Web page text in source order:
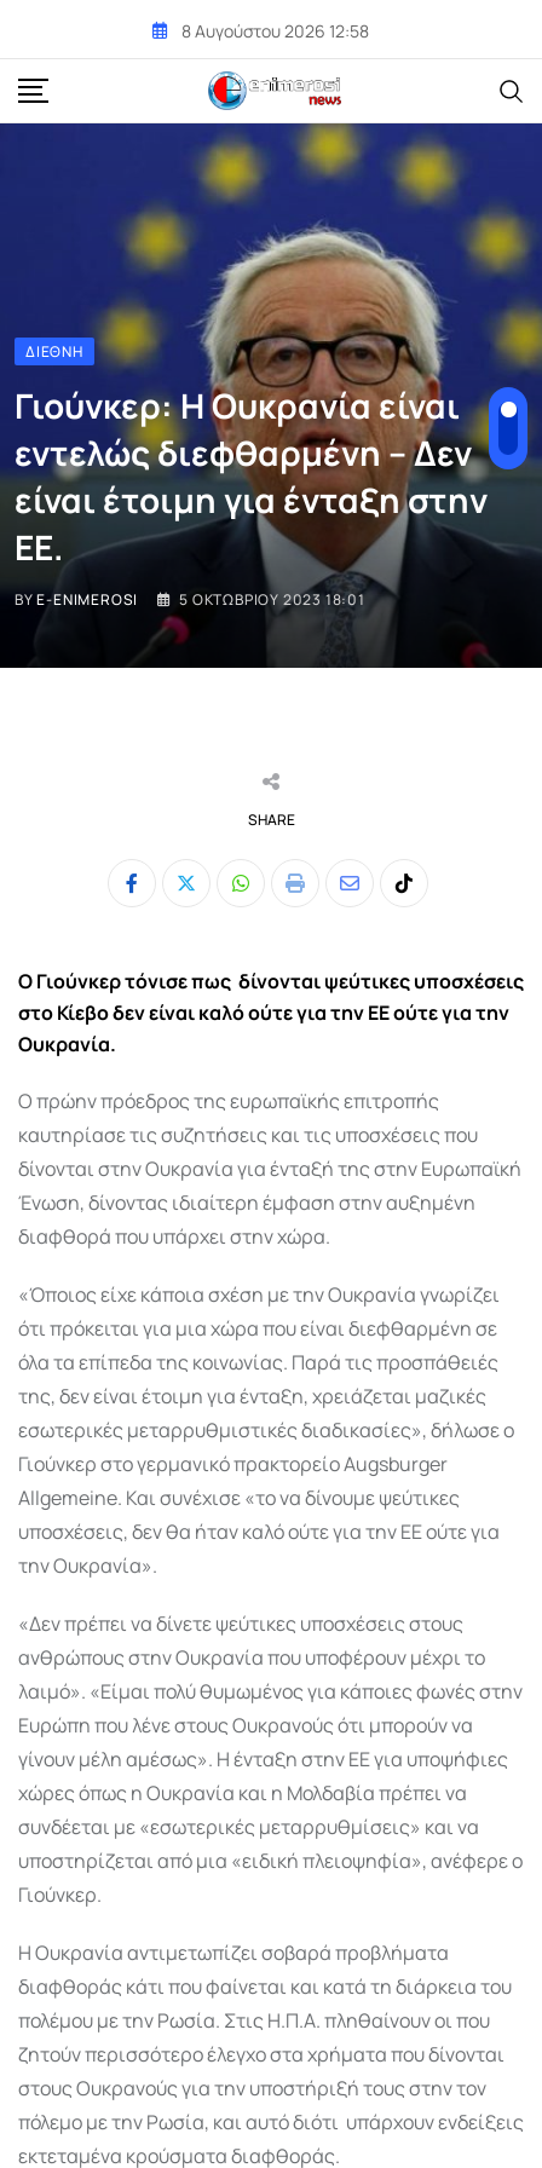
content
8 Αυγούστου 2026 12:58
ΔΙΕΘΝΉ
Γιούνκερ: Η Ουκρανία είναι
εντελώς διεφθαρμένη – Δεν
είναι έτοιμη για ένταξη στην
ΕΕ.
BYE-ENIMEROSI 5 ΟΚΤΩΒΡΊΟΥ 2023 18:01
SHARE
Whatsapp
Print
ShareTiktok
Ο Γιούνκερ τόνισε πως δίνονται ψεύτικες υποσχέσεις
στο Κίεβο δεν είναι καλό ούτε για την ΕΕ ούτε για την
Ουκρανία.
Ο πρώην πρόεδρος της ευρωπαϊκής επιτροπής
καυτηρίασε τις συζητήσεις και τις υποσχέσεις που
δίνονται στην Ουκρανία για ένταξή της στην Ευρωπαϊκή
Ένωση, δίνοντας ιδιαίτερη έμφαση στην αυξημένη
διαφθορά που υπάρχει στην χώρα.
«Όποιος είχε κάποια σχέση με την Ουκρανία γνωρίζει
ότι πρόκειται για μια χώρα που είναι διεφθαρμένη σε
όλα τα επίπεδα της κοινωνίας. Παρά τις προσπάθειές
της, δεν είναι έτοιμη για ένταξη, χρειάζεται μαζικές
εσωτερικές μεταρρυθμιστικές διαδικασίες», δήλωσε ο
Γιούνκερ στο γερμανικό πρακτορείο Augsburger
Allgemeine. Και συνέχισε «το να δίνουμε ψεύτικες
υποσχέσεις, δεν θα ήταν καλό ούτε για την ΕΕ ούτε για
την Ουκρανία».
«Δεν πρέπει να δίνετε ψεύτικες υποσχέσεις στους
ανθρώπους στην Ουκρανία που υποφέρουν μέχρι το
λαιμό». «Είμαι πολύ θυμωμένος για κάποιες φωνές στην
Ευρώπη που λένε στους Ουκρανούς ότι μπορούν να
γίνουν μέλη αμέσως». Η ένταξη στην ΕΕ για υποψήφιες
χώρες όπως η Ουκρανία και η Μολδαβία πρέπει να
συνδέεται με «εσωτερικές μεταρρυθμίσεις» και να
υποστηρίζεται από μια «ειδική πλειοψηφία», ανέφερε ο
Γιούνκερ.
H Ουκρανία αντιμετωπίζει σοβαρά προβλήματα
διαφθοράς κάτι που φαίνεται και κατά τη διάρκεια του
πολέμου με την Ρωσία. Στις Η.Π.Α. πληθαίνουν οι που
ζητούν περισσότερο έλεγχο στα χρήματα που δίνονται
στους Ουκρανούς για την υποστήριξή τους στην τον
πόλεμο με την Ρωσία, και αυτό διότι υπάρχουν ενδείξεις
εκτεταμένα κρούσματα διαφθοράς.